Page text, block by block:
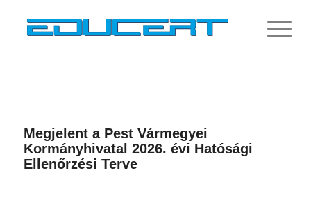
Megjelent a Pest Vármegyei
Kormányhivatal 2026. évi Hatósági
Ellenőrzési Terve